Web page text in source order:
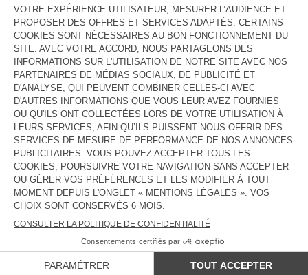
VESTE MIXTE JOYBIRD
BACK IN STOCK
160 €
CHEMISE FEMME IZEWAY
115 €
PANTALON FEMME JAZY
BACK IN STOCK
100 €
JEAN BOYFRIEND FEMME YOPDAY
115 €
CHEMISE FEMME JAZY
JEAN LOOSE FEMME ARLOW
JEAN BOYFRIEND FEMME YOPDAY
115 €
JOGGING FEMME JAZY
100 €
JEAN BALLOON FEMME YOPDAY